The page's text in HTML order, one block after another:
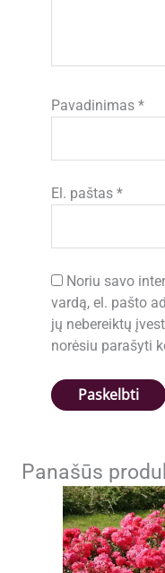
Pavadinimas*
El. paštas*
Noriu savo
vardą, el. pašto
jų nebereiktų
norėsiu parašyti
Panašūs